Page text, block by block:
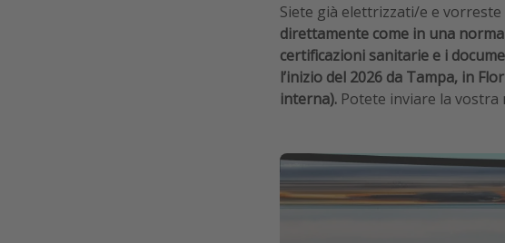
Siete già elettrizzati/e e
direttamente come in una
certificazioni sanitarie e i
l’inizio del 2026 da Tampa, in
interna). Potete inviare la vostra